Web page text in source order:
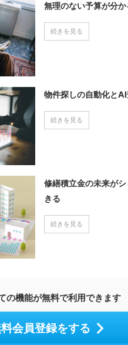
無理のない予算が分か
続きを見る
物件探しの自動化とAI
続きを見る
修繕積立金の未来が
きる
続きを見る
の機能が無料で利用できます
会員登録をする